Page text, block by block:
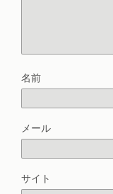
名前
メール
サイト